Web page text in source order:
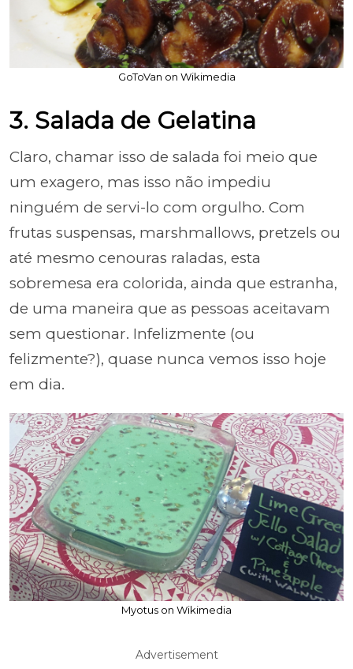
GoToVan on Wikimedia
3. Salada de Gelatina
Claro, chamar isso de salada foi meio que
um exagero, mas isso não impediu
ninguém de servi-lo com orgulho. Com
frutas suspensas, marshmallows, pretzels ou
até mesmo cenouras raladas, esta
sobremesa era colorida, ainda que estranha,
de uma maneira que as pessoas aceitavam
sem questionar. Infelizmente (ou
felizmente?), quase nunca vemos isso hoje
em dia.
Myotus on Wikimedia
Advertisement